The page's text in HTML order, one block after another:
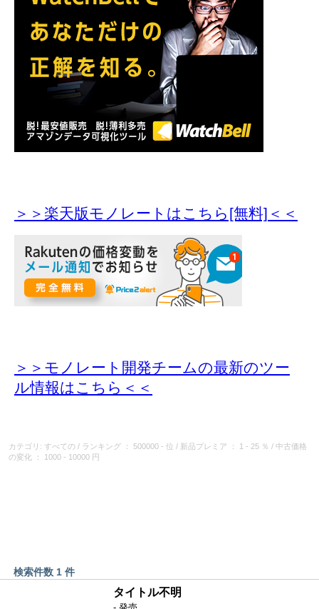
＞＞楽天版モノレートはこちら[無料]＜＜
＞＞モノレート開発チームの最新のツー
ル情報はこちら＜＜
カテゴリ: すべての / ランキング ： 500000 - 位 / 新品プレミア ： 1 - 25 ％ / 中古価格
の変化
： 1000 - 10000 円
検索件数 1 件
タイトル不明